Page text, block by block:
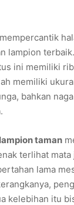
lampion
ini memiliki
memiliki
bahkan
lampion taman
terlihat
lama
kelebihan itu